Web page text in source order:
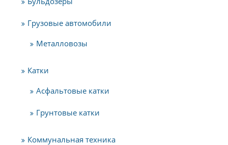
Грузовые автомобили
Металловозы
Катки
Асфальтовые катки
Грунтовые катки
Коммунальная техника